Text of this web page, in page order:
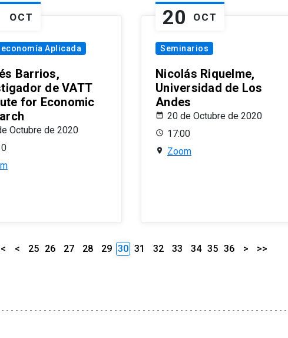
OCT
Aplicada
Barrios,
de VATT
for Economic
Octubre de 2020
20 OCT
Seminarios
Nicolás Riquelme,
Universidad de Los
Andes
20 de Octubre de 2020
17:00
Zoom
< 25 26 27 28 29 30 31 32 33 34 35 36 > >>